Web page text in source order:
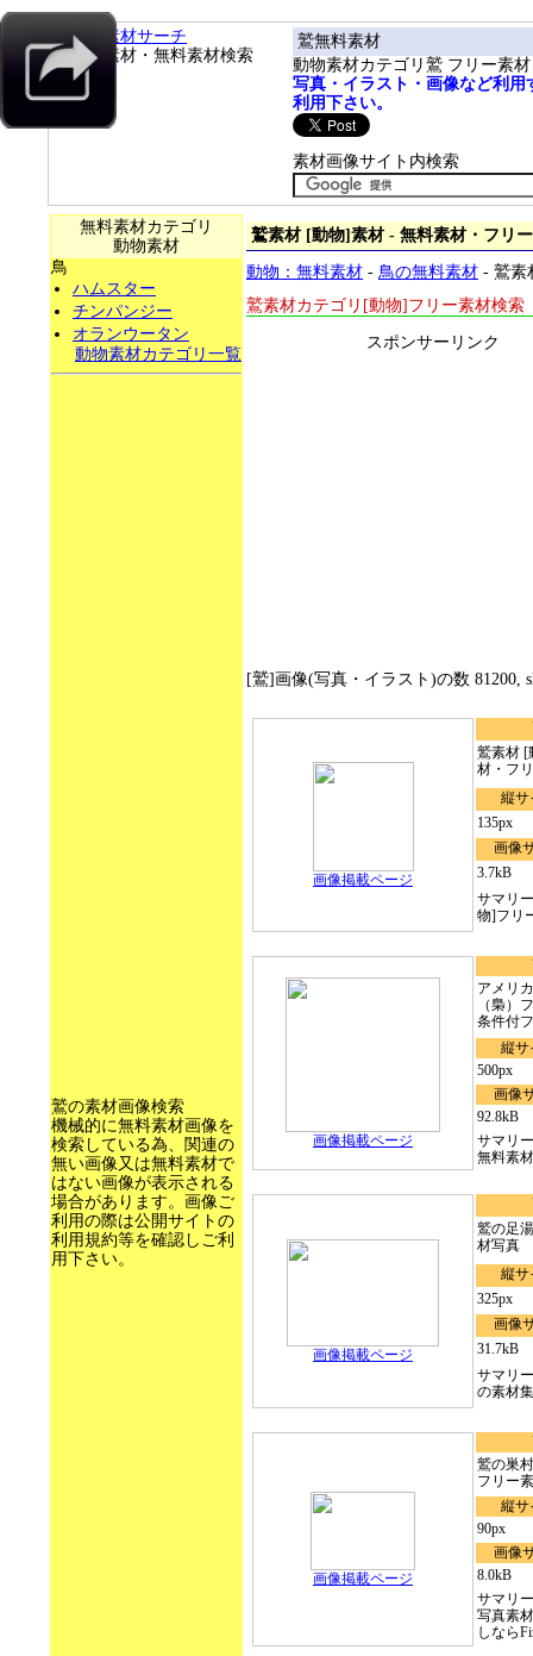
フリー素材サーチ
フリー素材・無料素材検索
鷲無料素材
動物素材カテゴリ鷲 フリー素
写真・イラスト・画像など利
利用下さい。
素材画像サイト内検索
無料素材カテゴリ
動物素材
鳥
ハムスター
チンパンジー
オランウータン
動物素材カテゴリ一覧
鷲の素材画像検索
機械的に無料素材画像を
検索している為、関連の
無い画像又は無料素材で
はない画像が表示される
場合があります。画像ご
利用の際は公開サイトの
利用規約等を確認しご利
用下さい。
鷲素材 [動物]素材 - 無料素材・フリ
動物：無料素材 - 鳥の無料素材 - 鷲素
鷲素材カテゴリ[動物]フリー素材検索
スポンサーリンク
[鷲]画像(写真・イラスト)の数 81200,
画像掲載ページ
鷲素材 [
材・フ
縦サ
135px
画像
3.7kB
サマリ
物]フリ
画像掲載ページ
アメリ
（梟）
条件付
縦サ
500px
画像
92.8kB
サマリ
無料素
画像掲載ページ
鷲の足
材写真
縦サ
325px
画像
31.7kB
サマリ
の素材
画像掲載ページ
鷲の巣
フリー
縦サ
90px
画像
8.0kB
サマリ
写真素
しなら